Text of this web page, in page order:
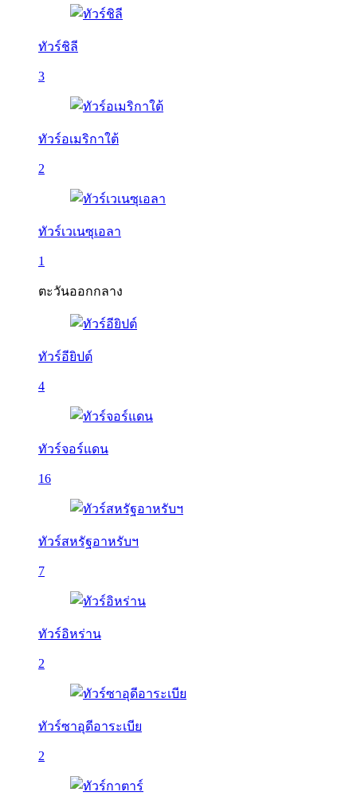
ทัวร์ชิลี
3
ทัวร์อเมริกาใต้
2
ทัวร์เวเนซุเอลา
1
ตะวันออกกลาง
ทัวร์อียิปต์
4
ทัวร์จอร์แดน
16
ทัวร์สหรัฐอาหรับฯ
7
ทัวร์อิหร่าน
2
ทัวร์ซาอุดีอาระเบีย
2